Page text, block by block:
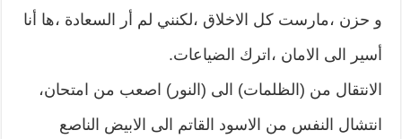
و حزن ،مارست كل الاخلاق ،لكنني لم أر السعادة ،ها أنا
أسير الى الامان ،اترك الضياعات.
الانتقال من (الظلمات) الى (النور) اصعب من امتحان،
انتشال النفس من الاسود القاتم الى الابيض الناصع